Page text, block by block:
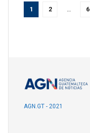
1 2 6
AGN.GT - 2021